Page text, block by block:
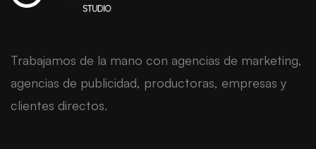
Trabajamos de la mano con agencias de marketing,
agencias de publicidad, productoras, empresas y
clientes directos.